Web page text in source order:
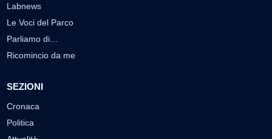
Labnews
Le Voci del Parco
Parliamo di…
Ricomincio da me
SEZIONI
Cronaca
Politica